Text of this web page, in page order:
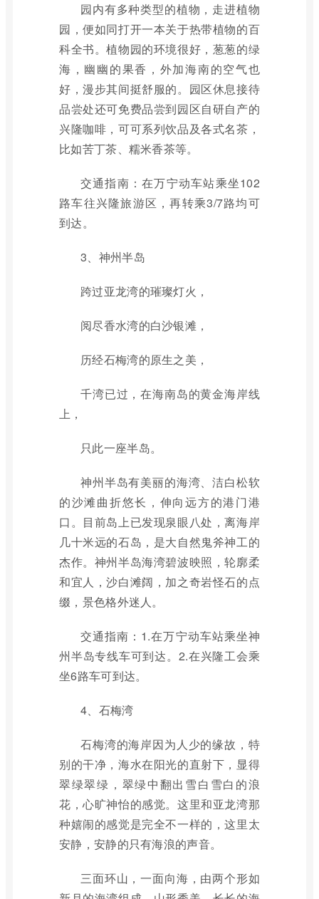
园内有多种类型的植物，走进植物
园，便如同打开一本关于热带植物的百
科全书。植物园的环境很好，葱葱的绿
海，幽幽的果香，外加海南的空气也
好，漫步其间挺舒服的。园区休息接待
品尝处还可免费品尝到园区自研自产的
兴隆咖啡，可可系列饮品及各式名茶，
比如苦丁茶、糯米香茶等。
交通指南：在万宁动车站乘坐102
路车往兴隆旅游区，再转乘3/7路均可
到达。
3、神州半岛
跨过亚龙湾的璀璨灯火，
阅尽香水湾的白沙银滩，
历经石梅湾的原生之美，
千湾已过，在海南岛的黄金海岸线
上，
只此一座半岛。
神州半岛有美丽的海湾、洁白松软
的沙滩曲折悠长，伸向远方的港门港
口。目前岛上已发现泉眼八处，离海岸
几十米远的石岛，是大自然鬼斧神工的
杰作。神州半岛海湾碧波映照，轮廓柔
和宜人，沙白滩阔，加之奇岩怪石的点
缀，景色格外迷人。
交通指南：1.在万宁动车站乘坐神
州半岛专线车可到达。2.在兴隆工会乘
坐6路车可到达。
4、石梅湾
石梅湾的海岸因为人少的缘故，特
别的干净，海水在阳光的直射下，显得
翠绿翠绿，翠绿中翻出雪白雪白的浪
花，心旷神怡的感觉。这里和亚龙湾那
种嬉闹的感觉是完全不一样的，这里太
安静，安静的只有海浪的声音。
三面环山，一面向海，由两个形如